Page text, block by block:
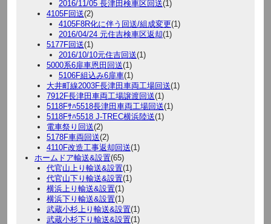
2016/11/05 長津田検車区回送(1)
4105F回送(2)
4105F8R化に伴う回送/組成変更(1)
2016/04/24 元住吉検車区返却(1)
5177F回送(1)
2016/10/10元住吉回送(1)
5000系6扉車恩田回送(1)
5106F組込み6扉車(1)
大井町線2003F長津田車両工場回送(1)
7912F長津田車両工場譲渡回送(1)
5118Fｻﾊ5518長津田車両工場回送(1)
5118Fｻﾊ5518 J-TREC横浜陸送(1)
電車祭り回送(2)
5178F車両回送(2)
4110F改造工事返却回送(1)
ホームドア輸送&設置(65)
代官山上り輸送&設置(1)
代官山下り輸送&設置(1)
横浜上り輸送&設置(1)
横浜下り輸送&設置(1)
武蔵小杉上り輸送&設置(1)
武蔵小杉下り輸送&設置(1)